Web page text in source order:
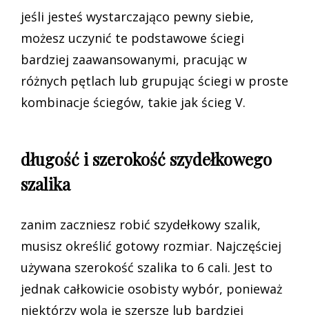
jeśli jesteś wystarczająco pewny siebie,
możesz uczynić te podstawowe ściegi
bardziej zaawansowanymi, pracując w
różnych pętlach lub grupując ściegi w proste
kombinacje ściegów, takie jak ścieg V.
długość i szerokość szydełkowego
szalika
zanim zaczniesz robić szydełkowy szalik,
musisz określić gotowy rozmiar. Najczęściej
używana szerokość szalika to 6 cali. Jest to
jednak całkowicie osobisty wybór, ponieważ
niektórzy wolą je szersze lub bardziej